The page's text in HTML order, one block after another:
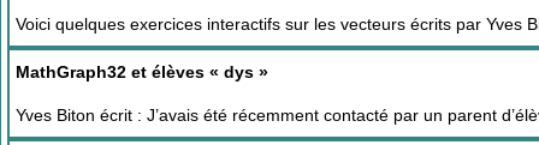
Voici quelques exercices interactifs sur les vecteurs écrits par
MathGraph32 et élèves « dys »
Yves Biton écrit : J’avais été récemment contacté par un parent